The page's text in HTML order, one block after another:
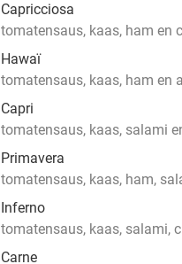
Capricciosa
tomatensaus, kaas, ham en
Hawaï
tomatensaus, kaas, ham en
Capri
tomatensaus, kaas, salami
Primavera
tomatensaus, kaas, ham,
Inferno
tomatensaus, kaas, salami,
Carne